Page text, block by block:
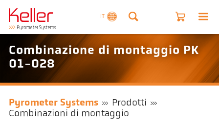
IT
Combinazione di montaggio PK
01-028
Pyrometer Systems
Prodotti
Combinazioni di montaggio